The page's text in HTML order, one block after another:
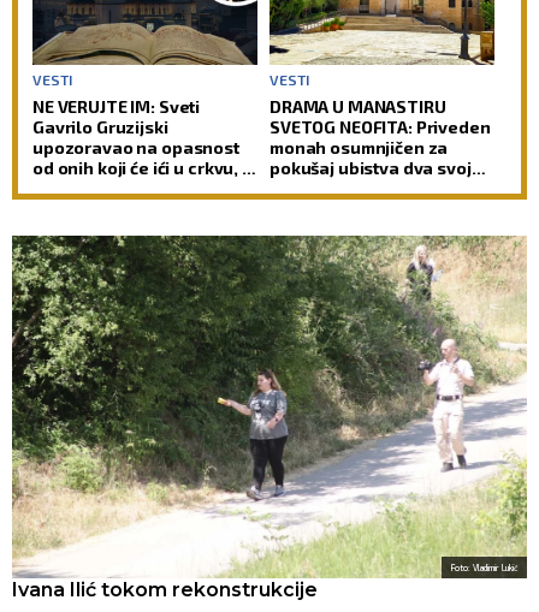
VESTI
NE VERUJTE IM: Sveti
Gavrilo Gruzijski
upozoravao na opasnost
od onih koji će ići u crkvu, a
VESTI
DRAMA U MANASTIRU
SVETOG NEOFITA: Priveden
monah osumnjičen za
pokušaj ubistva dva svoja
Foto: Vladimir Lukić
Ivana Ilić tokom rekonstrukcije